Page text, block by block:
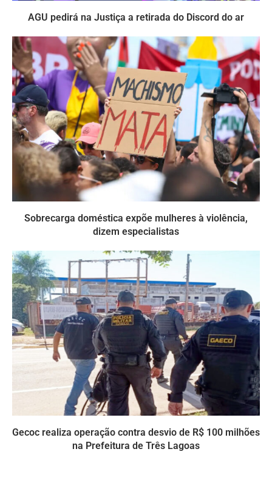
AGU pedirá na Justiça a retirada do Discord do ar
Sobrecarga doméstica expõe mulheres à violência,
dizem especialistas
Gecoc realiza operação contra desvio de R$ 100 milhões
na Prefeitura de Três Lagoas